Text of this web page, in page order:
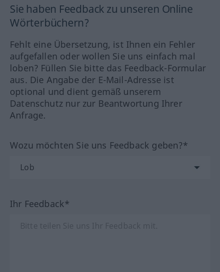
Sie haben Feedback zu unseren Online
Wörterbüchern?
Fehlt eine Übersetzung, ist Ihnen ein Fehler
aufgefallen oder wollen Sie uns einfach mal
loben? Füllen Sie bitte das Feedback-Formular
aus. Die Angabe der E-Mail-Adresse ist
optional und dient gemäß unserem
Datenschutz nur zur Beantwortung Ihrer
Anfrage.
Wozu möchten Sie uns Feedback geben?*
Ihr Feedback*